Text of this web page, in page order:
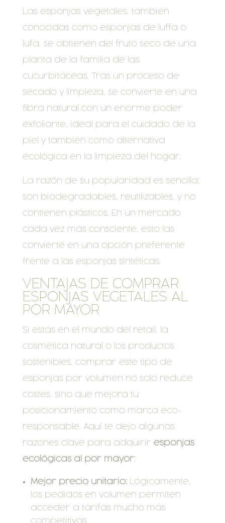
Las esponjas vegetales, también
conocidas como esponjas de luffa o
lufa, se obtienen del fruto seco de una
planta de la familia de las
cucurbitáceas. Tras un proceso de
secado y limpieza, se convierte en una
fibra natural con un enorme poder
exfoliante, ideal para el cuidado de la
piel y también como alternativa
ecológica en la limpieza del hogar.
La razón de su popularidad es sencilla:
son biodegradables, reutilizables, y no
contienen plásticos. En un mercado
cada vez más consciente, esto las
convierte en una opción preferente
frente a las esponjas sintéticas.
VENTAJAS DE COMPRAR
ESPONJAS VEGETALES AL
POR MAYOR
Si estás en el mundo del retail, la
cosmética natural o los productos
sostenibles, comprar este tipo de
esponjas por volumen no solo reduce
costes, sino que mejora tu
posicionamiento como marca eco-
responsable. Aquí te dejo algunas
razones clave para adquirir esponjas
ecológicas al por mayor:
Mejor precio unitario:Lógicamente,
los pedidos en volumen permiten
acceder a tarifas mucho más
competitivas.